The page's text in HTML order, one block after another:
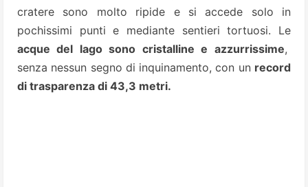
cratere sono molto ripide e si accede solo in
pochissimi punti e mediante sentieri tortuosi. Le
acque del lago sono cristalline e azzurrissime,
senza nessun segno di inquinamento, con un record
di trasparenza di 43,3 metri.